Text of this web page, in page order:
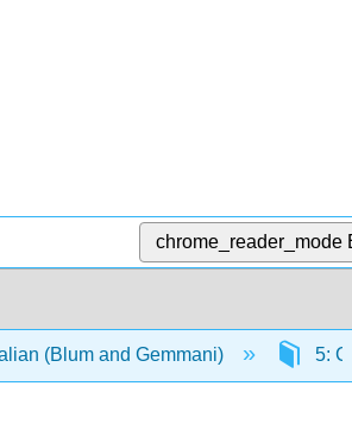
chrome_reader_mode
(Blum and Gemmani) 5: